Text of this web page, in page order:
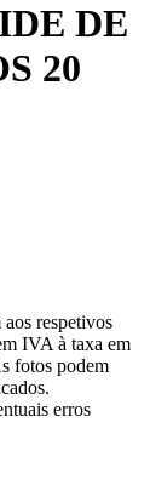
DE
20
respetivos
IVA à taxa em
fotos podem
erros